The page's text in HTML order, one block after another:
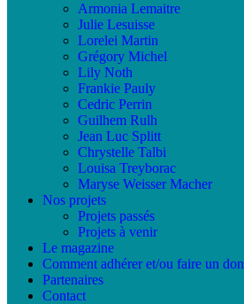
Armonia Lemaitre
Julie Lesuisse
Lorelei Martin
Grégory Michel
Lily Noth
Frankie Pauly
Cedric Perrin
Guilhem Rulh
Jean Luc Splitt
Chrystelle Talbi
Louisa Treyborac
Maryse Weisser Macher
Nos projets
Projets passés
Projets à venir
Le magazine
Comment adhérer et/ou faire un don
Partenaires
Contact